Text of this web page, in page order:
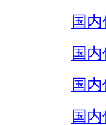
国
国
国
国